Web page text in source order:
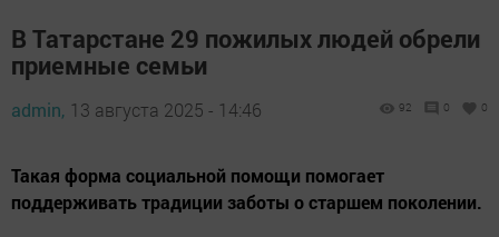
В Татарстане 29 пожилых людей обрели
приемные семьи
admin, 13 августа 2025 - 14:46 92 0 0
Такая форма социальной помощи помогает
поддерживать традиции заботы о старшем поколении.